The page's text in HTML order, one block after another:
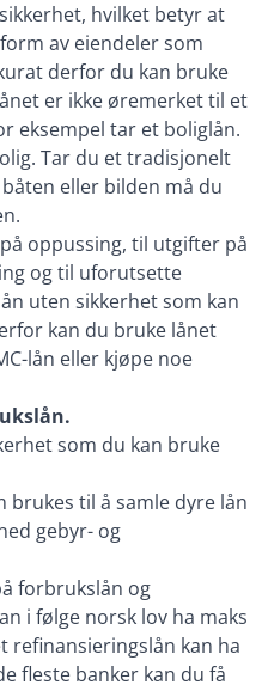
hvilket betyr at
av eiendeler som
derfor du kan bruke
er ikke øremerket til et
eksempel tar et boliglån.
Tar du et tradisjonelt
eller bilden må du
oppussing, til utgifter på
og til uforutsette
uten sikkerhet som kan
kan du bruke lånet
lån eller kjøpe noe
som du kan bruke
brukes til å samle dyre lån
gebyr- og
forbrukslån og
i følge norsk lov ha maks
refinansieringslån kan ha
fleste banker kan du få